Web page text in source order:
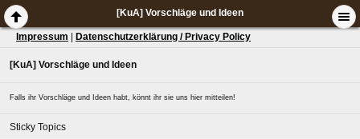
[KuA] Vorschläge und Ideen
Impressum Datenschutzerklärung / Privacy Policy
[KuA] Vorschläge und Ideen
Falls ihr Vorschläge und Ideen habt, könnt ihr sie uns hier mitteilen!
Sticky Topics